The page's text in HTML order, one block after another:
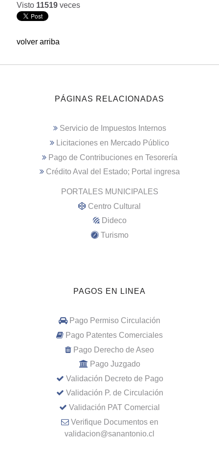
Visto 11519 veces
volver arriba
PÁGINAS RELACIONADAS
Servicio de Impuestos Internos
Licitaciones en Mercado Público
Pago de Contribuciones en Tesorería
Crédito Aval del Estado; Portal ingresa
PORTALES MUNICIPALES
Centro Cultural
Dideco
Turismo
PAGOS EN LINEA
Pago Permiso Circulación
Pago Patentes Comerciales
Pago Derecho de Aseo
Pago Juzgado
Validación Decreto de Pago
Validación P. de Circulación
Validación PAT Comercial
Verifique Documentos en
validacion@sanantonio.cl